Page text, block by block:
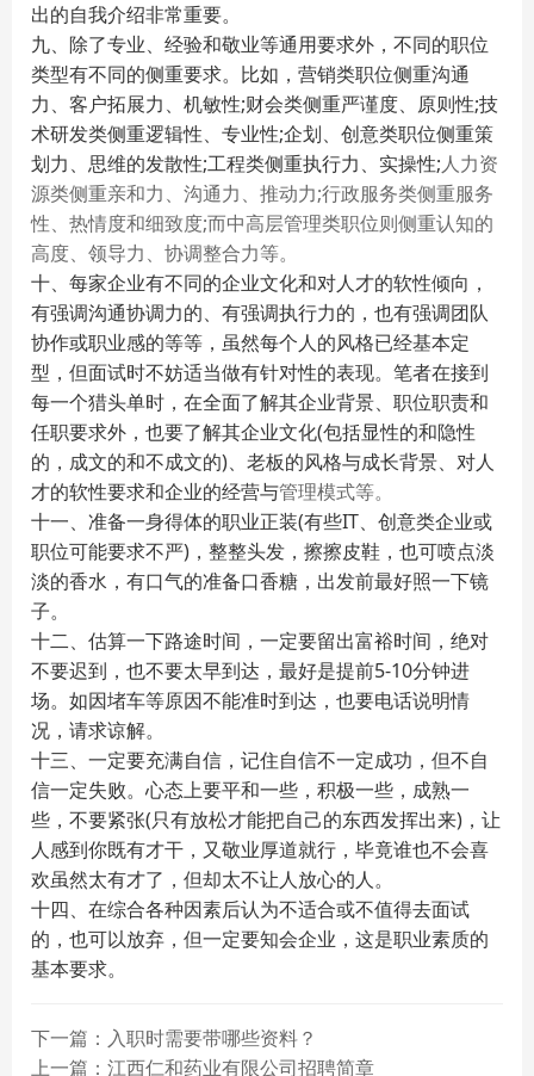
出的自我介绍非常重要。
九、除了专业、经验和敬业等通用要求外，不同的职位
类型有不同的侧重要求。比如，营销类职位侧重沟通
力、客户拓展力、机敏性;财会类侧重严谨度、原则性;技
术研发类侧重逻辑性、专业性;企划、创意类职位侧重策
划力、思维的发散性;工程类侧重执行力、实操性;人力资
源类侧重亲和力、沟通力、推动力;行政服务类侧重服务
性、热情度和细致度;而中高层管理类职位则侧重认知的
高度、领导力、协调整合力等。
十、每家企业有不同的企业文化和对人才的软性倾向，
有强调沟通协调力的、有强调执行力的，也有强调团队
协作或职业感的等等，虽然每个人的风格已经基本定
型，但面试时不妨适当做有针对性的表现。笔者在接到
每一个猎头单时，在全面了解其企业背景、职位职责和
任职要求外，也要了解其企业文化(包括显性的和隐性
的，成文的和不成文的)、老板的风格与成长背景、对人
才的软性要求和企业的经营与管理模式等。
十一、准备一身得体的职业正装(有些IT、创意类企业或
职位可能要求不严)，整整头发，擦擦皮鞋，也可喷点淡
淡的香水，有口气的准备口香糖，出发前最好照一下镜
子。
十二、估算一下路途时间，一定要留出富裕时间，绝对
不要迟到，也不要太早到达，最好是提前5-10分钟进
场。如因堵车等原因不能准时到达，也要电话说明情
况，请求谅解。
十三、一定要充满自信，记住自信不一定成功，但不自
信一定失败。心态上要平和一些，积极一些，成熟一
些，不要紧张(只有放松才能把自己的东西发挥出来)，让
人感到你既有才干，又敬业厚道就行，毕竟谁也不会喜
欢虽然太有才了，但却太不让人放心的人。
十四、在综合各种因素后认为不适合或不值得去面试
的，也可以放弃，但一定要知会企业，这是职业素质的
基本要求。
下一篇：入职时需要带哪些资料？
上一篇：江西仁和药业有限公司招聘简章